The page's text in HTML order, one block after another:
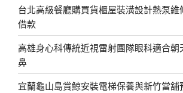
台北高級餐廳購買貨櫃屋裝潢設計熱泵
借款
高雄身心科傳統近視雷射團隊眼科適合朝
鼻
宜蘭龜山島賞鯨安裝電梯保養與新竹當